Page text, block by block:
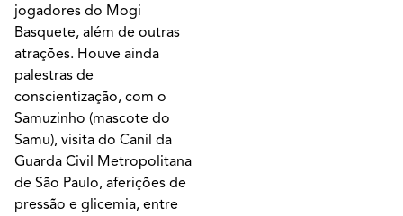
jogadores do Mogi
Basquete, além de outras
atrações. Houve ainda
palestras de
conscientização, com o
Samuzinho (mascote do
Samu), visita do Canil da
Guarda Civil Metropolitana
de São Paulo, aferições de
pressão e glicemia, entre